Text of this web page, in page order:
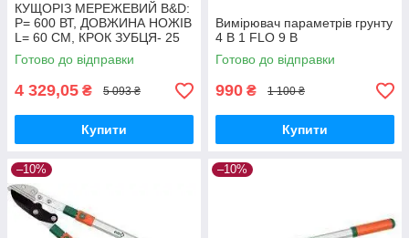
КУЩОРІЗ МЕРЕЖЕВИЙ B&D:
P= 600 ВТ, ДОВЖИНА НОЖІВ
L= 60 CМ, КРОК ЗУБЦЯ- 25
ММ
Готово до відправки
4 329,05 ₴ 5 093 ₴
Купити
Вимірювач параметрів грунту
4 В 1 FLO 9 В
Готово до відправки
990 ₴ 1 100 ₴
Купити
–10% –10%